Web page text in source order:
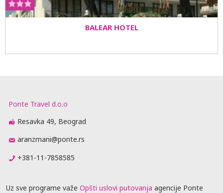
BALEAR HOTEL
Ponte Travel d.o.o
Resavka 49, Beograd
aranzmani@ponte.rs
+381-11-7858585
Uz sve programe važe Opšti uslovi putovanja agencije Ponte